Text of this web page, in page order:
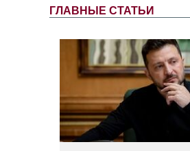
ГЛАВНЫЕ СТАТЬИ